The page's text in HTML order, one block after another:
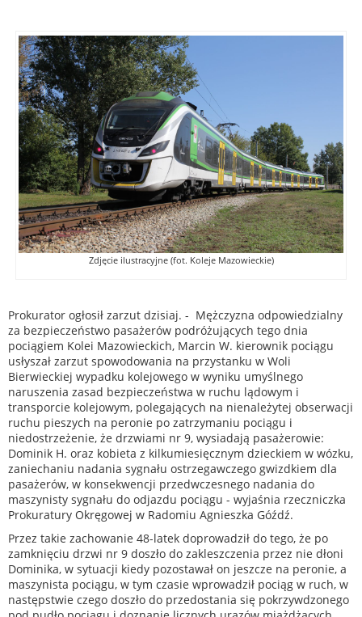
Zdjęcie ilustracyjne (fot. Koleje Mazowieckie)
Prokurator ogłosił zarzut dzisiaj. - Mężczyzna odpowiedzialny
za bezpieczeństwo pasażerów podróżujących tego dnia
pociągiem Kolei Mazowieckich, Marcin W. kierownik pociągu
usłyszał zarzut spowodowania na przystanku w Woli
Bierwieckiej wypadku kolejowego w wyniku umyślnego
naruszenia zasad bezpieczeństwa w ruchu lądowym i
transporcie kolejowym, polegających na nienależytej obserwacji
ruchu pieszych na peronie po zatrzymaniu pociągu i
niedostrzeżenie, że drzwiami nr 9, wysiadają pasażerowie:
Dominik H. oraz kobieta z kilkumiesięcznym dzieckiem w wózku,
zaniechaniu nadania sygnału ostrzegawczego gwizdkiem dla
pasażerów, w konsekwencji przedwczesnego nadania do
maszynisty sygnału do odjazdu pociągu - wyjaśnia rzeczniczka
Prokuratury Okręgowej w Radomiu Agnieszka Góźdź.
Przez takie zachowanie 48-latek doprowadził do tego, że po
zamknięciu drzwi nr 9 doszło do zakleszczenia przez nie dłoni
Dominika, w sytuacji kiedy pozostawał on jeszcze na peronie, a
maszynista pociągu, w tym czasie wprowadził pociąg w ruch, w
następstwie czego doszło do przedostania się pokrzywdzonego